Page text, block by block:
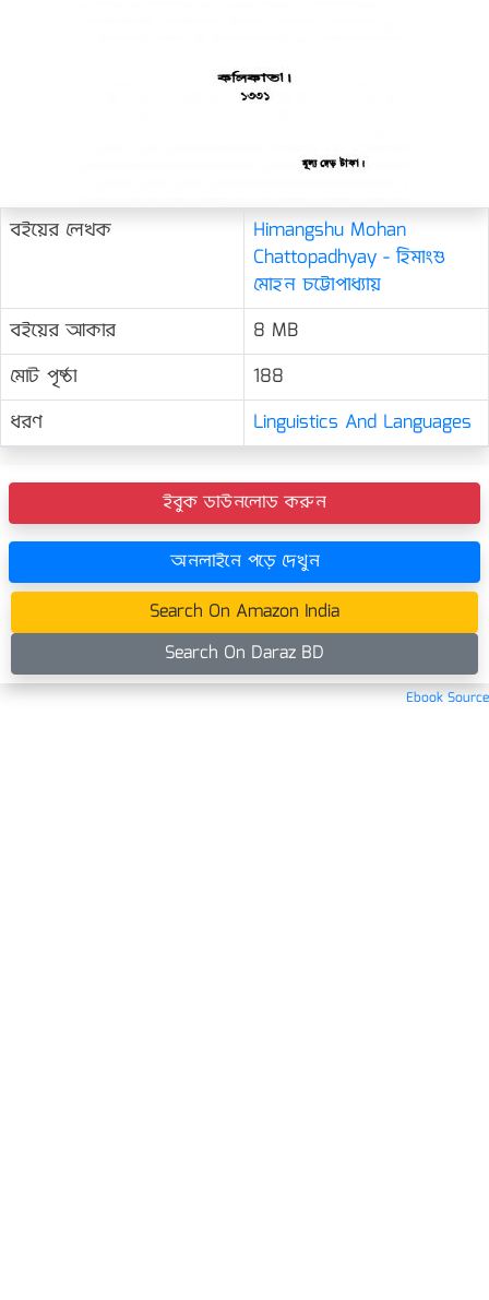
বইয়ের লেখক
Himangshu Mohan
Chattopadhyay - হিমাংশু
মোহন চট্টোপাধ্যায়
বইয়ের আকার
8 MB
মোট পৃষ্ঠা
188
ধরণ
Linguistics And Languages
ইবুক ডাউনলোড করুন
অনলাইনে পড়ে দেখুন
Search On Amazon India
Search On Daraz BD
Ebook Source